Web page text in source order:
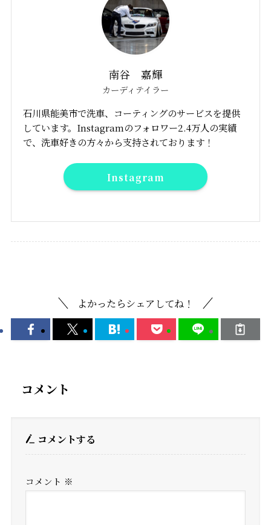
南谷 嘉輝
カーディテイラー
石川県能美市で洗車、コーティングのサービスを提供
しています。Instagramのフォロワー2.4万人の実績
で、洗車好きの方々から支持されております！
Instagram
よかったらシェアしてね！
コメント
コメントする
コメント ※